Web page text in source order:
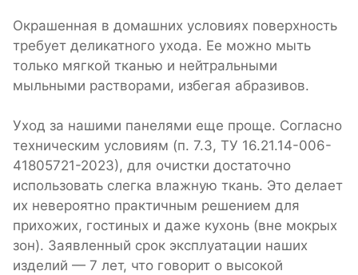
Окрашенная в домашних условиях поверхность
требует деликатного ухода. Ее можно мыть
только мягкой тканью и нейтральными
мыльными растворами, избегая абразивов.
Уход за нашими панелями еще проще. Согласно
техническим условиям (п. 7.3, ТУ 16.21.14-006-
41805721-2023), для очистки достаточно
использовать слегка влажную ткань. Это делает
их невероятно практичным решением для
прихожих, гостиных и даже кухонь (вне мокрых
зон). Заявленный срок эксплуатации наших
изделий — 7 лет, что говорит о высокой